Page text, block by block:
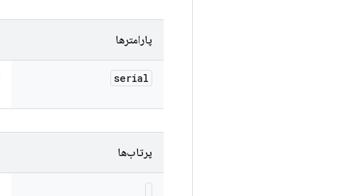
پارامترها
serial
پرتاب‌ها